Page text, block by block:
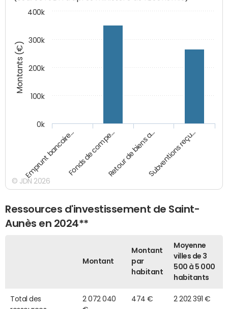
Montants (€)
Emprunt bancaire…Fonds de compe…Retour de biens a…Subventions reçu…
0k
100k
200k
300k
400k
© JDN 2026
Ressources d'investissement de Saint-
Aunès en 2024**
Montant
Montant
par
habitant
Moyenne
villes de 3
500 à 5 000
habitants
Total des
2 072 040
474 € 2 202 391 €